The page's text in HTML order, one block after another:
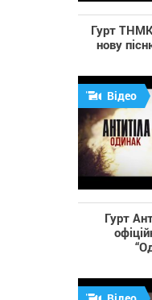
Гурт ТНМК
нову
Відео
Гурт